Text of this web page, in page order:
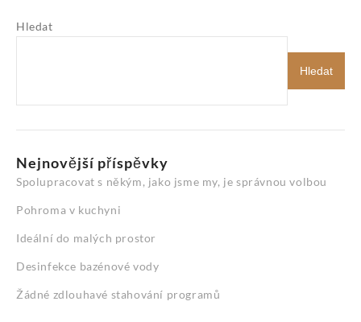
Hledat
Hledat
Nejnovější příspěvky
Spolupracovat s někým, jako jsme my, je správnou volbou
Pohroma v kuchyni
Ideální do malých prostor
Desinfekce bazénové vody
Žádné zdlouhavé stahování programů